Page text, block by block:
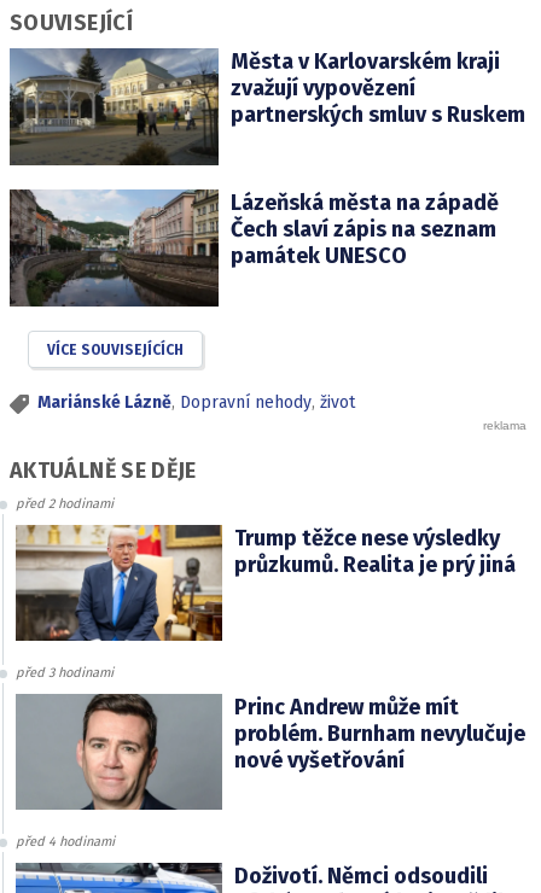
SOUVISEJÍCÍ
Města v Karlovarském kraji
zvažují vypovězení
partnerských smluv s Ruskem
Lázeňská města na západě
Čech slaví zápis na seznam
památek UNESCO
VÍCE SOUVISEJÍCÍCH
Mariánské Lázně, Dopravní nehody, život
AKTUÁLNĚ SE DĚJE
před 2 hodinami
Trump těžce nese výsledky
průzkumů. Realita je prý jiná
před 3 hodinami
Princ Andrew může mít
problém. Burnham nevylučuje
nové vyšetřování
před 4 hodinami
Doživotí. Němci odsoudili